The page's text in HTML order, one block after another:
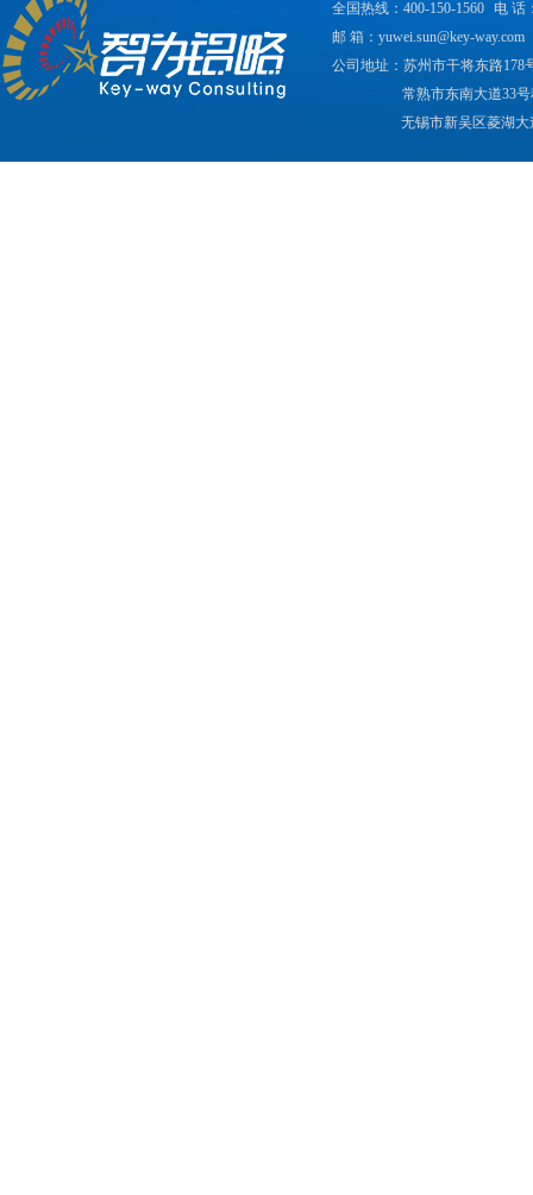
全国热线：400-150-1560 电 话
邮 箱：yuwei.sun@key-way.com
公司地址：苏州市干将东路178
常熟市东南大道33
无锡市新吴区菱湖大